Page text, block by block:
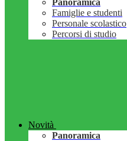
Panoramica
Famiglie e studenti
Personale scolastico
Percorsi di studio
Novità
Panoramica